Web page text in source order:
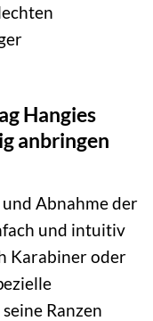
Hangies
anbringen
Abnahme der
und intuitiv
Karabiner oder
Ranzen